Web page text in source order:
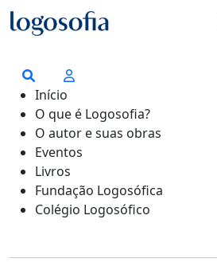
Início
O que é Logosofia?
O autor e suas obras
Eventos
Livros
Fundação Logosófica
Colégio Logosófico